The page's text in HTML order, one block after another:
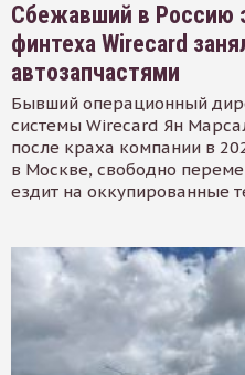
Сбежавший в Россию
финтеха Wirecard
автозапчастями
Бывший операционный
системы Wirecard Ян
после краха компании в
в Москве, свободно
ездит на оккупированные